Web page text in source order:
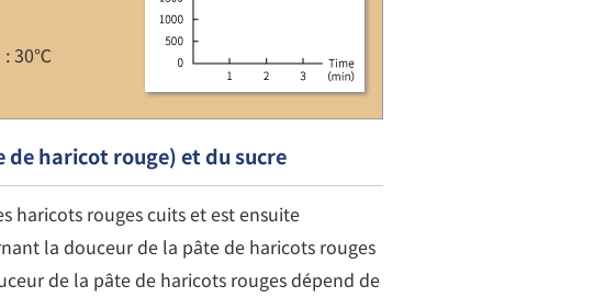
: 30℃
haricot rouge) et du sucre
haricots rouges cuits et est ensuite
la douceur de la pâte de haricots rouges
de la pâte de haricots rouges dépend de